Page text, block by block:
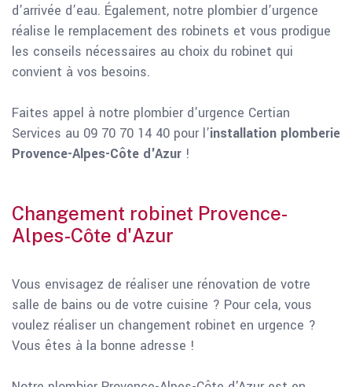
d’arrivée d’eau. Également, notre plombier d’urgence
réalise le remplacement des robinets et vous prodigue
les conseils nécessaires au choix du robinet qui
convient à vos besoins.
Faites appel à notre plombier d’urgence Certian
Services au 09 70 70 14 40 pour l’installation plomberie
Provence-Alpes-Côte d'Azur !
Changement robinet Provence-
Alpes-Côte d'Azur
Vous envisagez de réaliser une rénovation de votre
salle de bains ou de votre cuisine ? Pour cela, vous
voulez réaliser un changement robinet en urgence ?
Vous êtes à la bonne adresse !